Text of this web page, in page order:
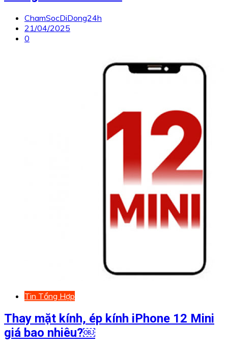
ChamSocDiDong24h
21/04/2025
0
Tin Tổng Hợp
Thay mặt kính, ép kính iPhone 12 Mini
giá bao nhiêu?￼